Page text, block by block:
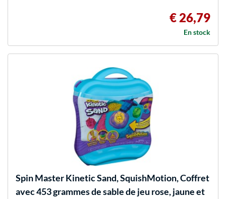
€ 26,79
En stock
Spin MasterKinetic Sand, SquishMotion, Coffret
avec 453 grammes de sable de jeu rose, jaune et